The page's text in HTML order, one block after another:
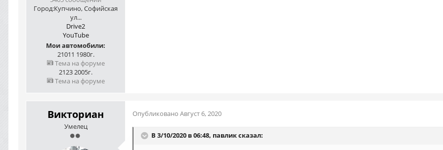
Город:Купчино, Софийская
ул...
Drive2
YouTube
Мои автомобили:
21011 1980г.
Тема на форуме
2123 2005г.
Тема на форуме
Викториан
Умелец
Опубликовано Август 6, 2020
В 3/10/2020 в 06:48, павликсказал: